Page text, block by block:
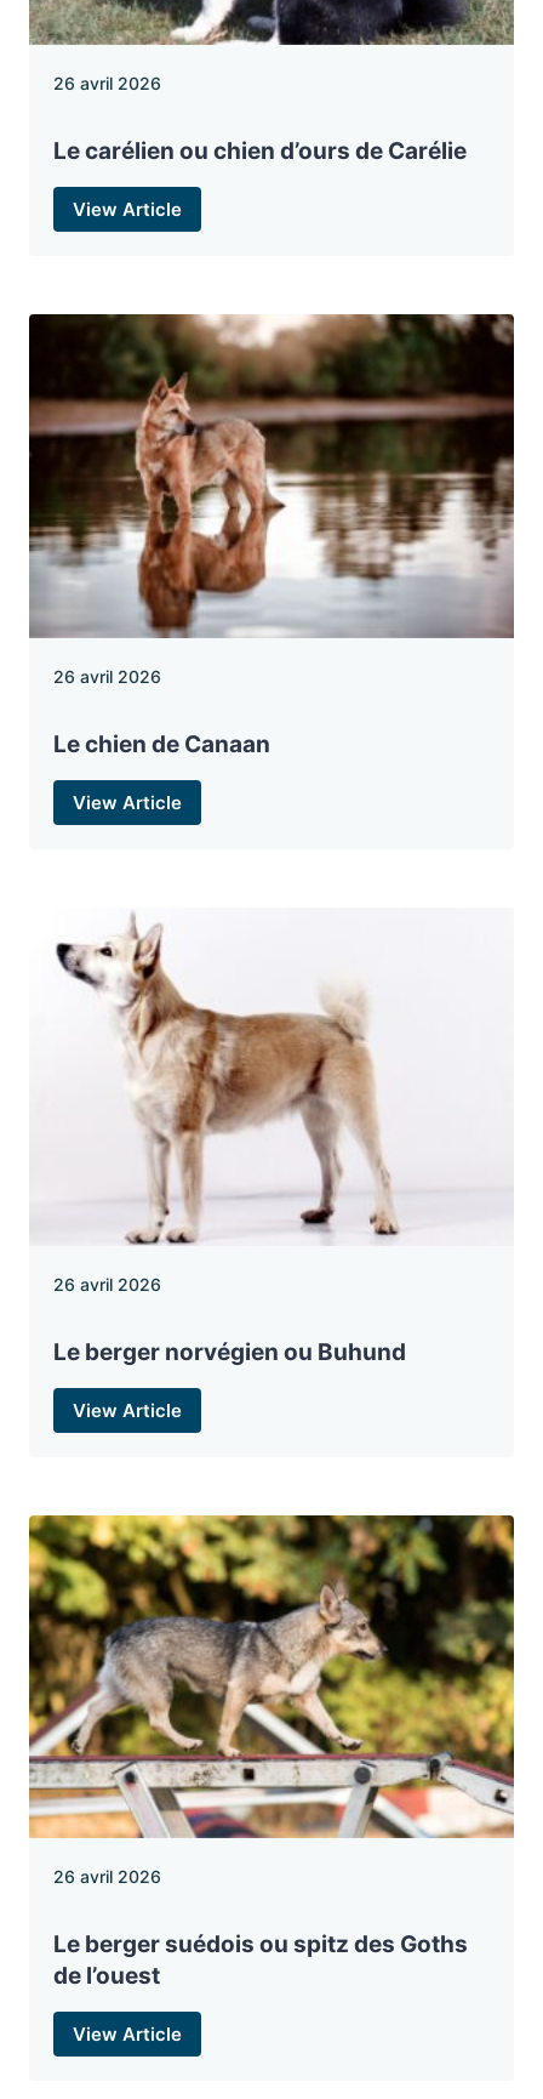
26 avril 2026
Le carélien ou chien d’ours de Carélie
View Article
26 avril 2026
Le chien de Canaan
View Article
26 avril 2026
Le berger norvégien ou Buhund
View Article
26 avril 2026
Le berger suédois ou spitz des Goths
de l’ouest
View Article